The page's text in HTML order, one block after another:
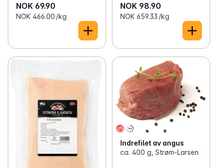
NOK 69.90
NOK 466.00 /kg
NOK 98.90
NOK 659.33 /kg
Indrefilet av angus
ca. 400 g, Strøm-Larsen